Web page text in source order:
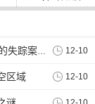
成的。这意味
通过研究黑
，更加深入地
这是世界上最著名的UFO事件之一 也是最难解释的失踪案之一 12-10
区域 12-10